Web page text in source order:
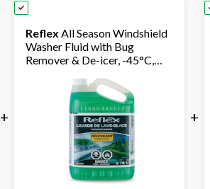
+
Reflex All Season Windshield
Washer Fluid with Bug
Remover & De-icer, -45°C,
+